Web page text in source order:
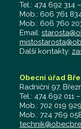
Tel.: 474 692 314
Mob.: 606 761
Mob.: 606 760
Email:
Další kontakty:
Obecní úřad
Radniční 97,
Tel.: 474 692 011
Mob.: 702 019
Mob.: 724 769